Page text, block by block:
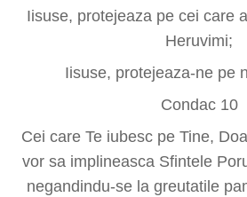
Iisuse, protejeaza pe cei care
Heruvimi;
Iisuse, protejeaza-ne pe
Condac 10
Cei care Te iubesc pe Tine,
vor sa implineasca Sfintele
negandindu-se la greutatile